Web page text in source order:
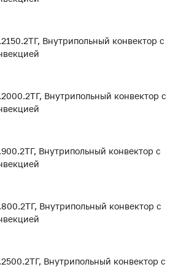
Внутрипольный конвектор с
Внутрипольный конвектор с
Внутрипольный конвектор с
Внутрипольный конвектор с
Внутрипольный конвектор с